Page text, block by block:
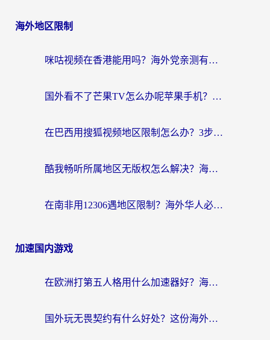
海外地区限制
咪咕视频在香港能用吗？海外党亲测有效的回国加速方案来了
国外看不了芒果TV怎么办呢苹果手机？海外党追剧游戏的全能解决方案
在巴西用搜狐视频地区限制怎么办？3步解决海外看国内剧的烦恼
酷我畅听所属地区无版权怎么解决？海外党必看的回国加速全攻略
在南非用12306遇地区限制？海外华人必看的回国加速全攻略（附B站芒果TV解锁技巧）
加速国内游戏
在欧洲打第五人格用什么加速器好？海外党亲测有效的国服游戏加速方案
国外玩无畏契约有什么好处？这份海外国服游戏加速指南帮你解决90%的卡顿问题